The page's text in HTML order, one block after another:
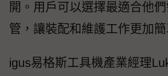
開。用戶可以選擇最適合他
管，讓裝配和維護工作更加簡
igus易格斯工具機產業經理